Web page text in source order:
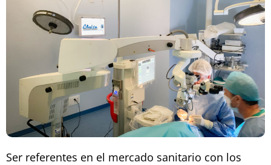
Ser referentes en el mercado sanitario con los